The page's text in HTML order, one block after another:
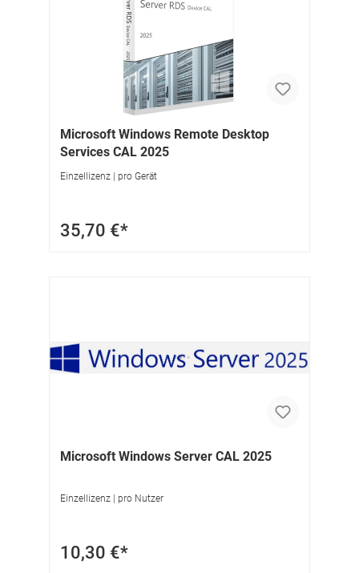
Microsoft Windows Remote Desktop
Services CAL 2025
Einzellizenz | pro Gerät
35,70 €*
Microsoft Windows Server CAL 2025
Einzellizenz | pro Nutzer
10,30 €*